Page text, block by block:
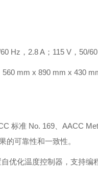
Hz，2.8 A；115 V，50/
mm x 890 mm x 430
标准 No. 169、AACC
的可靠性和一致性。
优化温度控制器，支持编